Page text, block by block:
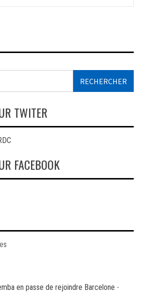
TWITER
FACEBOOK
en passe de rejoindre Barcelone -